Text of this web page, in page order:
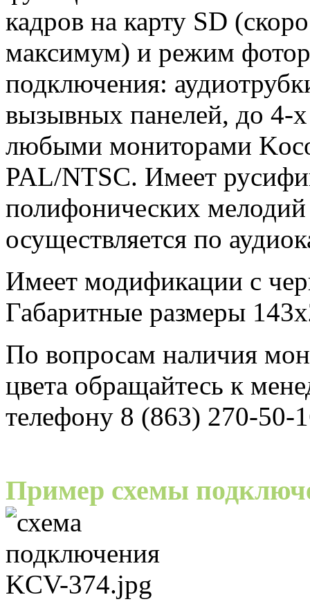
кадров на карту SD
максимум) и режим
подключения:
вызывных панелей, до 4-
любыми мониторами
PAL/NTSC. Имеет
полифонических
осуществляется по
Имеет модификации с
Габаритные размеры
По вопросам наличия
цвета обращайтесь к
телефону 8 (863) 270-50-
Пример схемы